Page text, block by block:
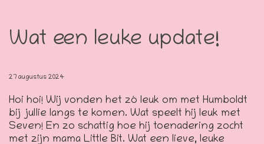
Wat een leuke update!
27 augustus 2024
Hoi hoi! Wij vonden het zó leuk om met Humboldt
bij jullie langs te komen. Wat speelt hij leuk met
Seven! En zo schattig hoe hij toenadering zocht
met zijn mama Little Bit. Wat een lieve, leuke